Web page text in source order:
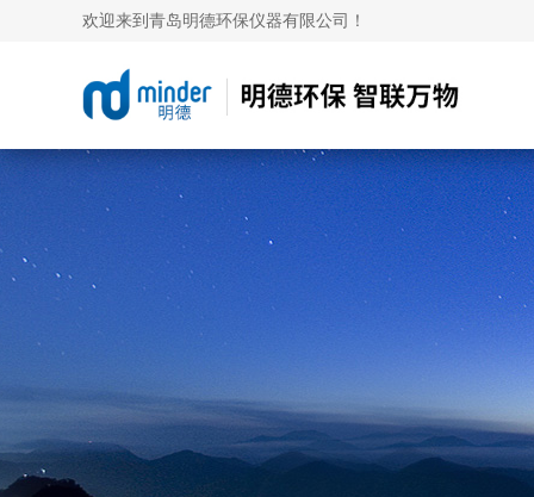
欢迎来到青岛明德环保仪器有限公司！